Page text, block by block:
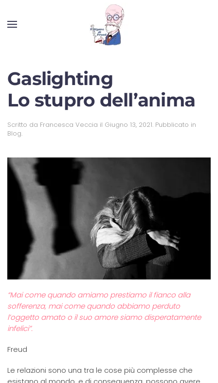
Gaslighting
Lo stupro dell’anima
Scritto da Francesca Veccia il Giugno 13, 2021. Pubblicato in
Blog.
“Mai come quando amiamo prestiamo il fianco alla
sofferenza, mai come quando abbiamo perduto
l’oggetto amato o il suo amore siamo disperatamente
infelici”.
Freud
Le relazioni sono una tra le cose più complesse che